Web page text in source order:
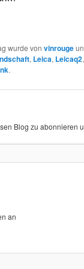
wurde von vinrouge
, Leica, Leicaq2,
.
Blog zu
an